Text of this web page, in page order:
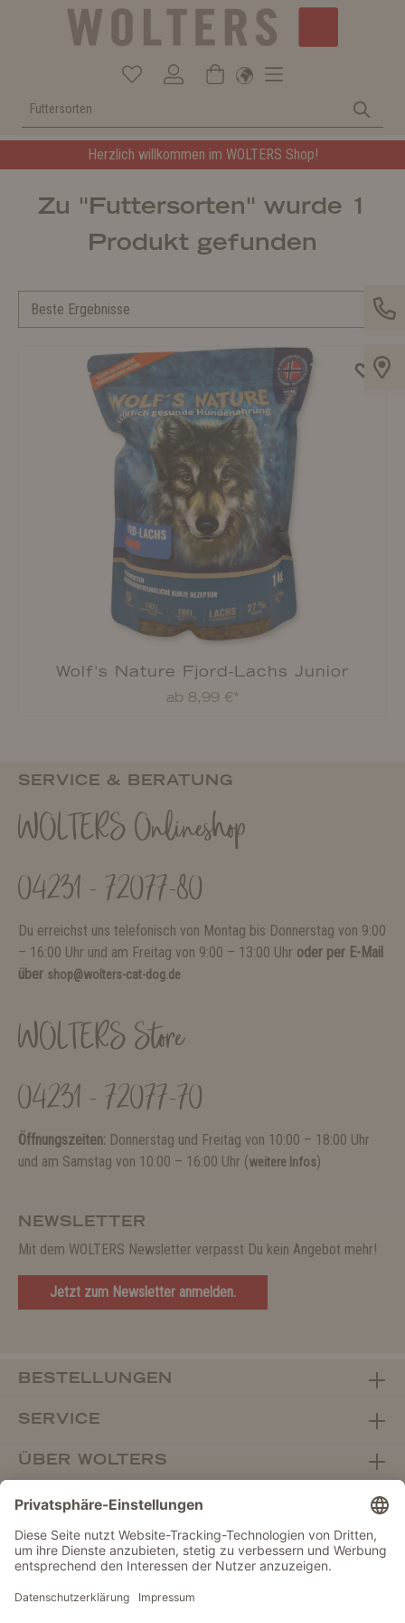
Herzlich willkommen im WOLTERS Shop!
Zu "Futtersorten" wurde 1
Produkt gefunden
Wolf's Nature Fjord-Lachs Junior
ab 8,99 €*
SERVICE & BERATUNG
WOLTERS Onlineshop
04231 - 72077-80
Du erreichst uns telefonisch von Montag bis Donnerstag von 9:00
– 16:00 Uhr und am Freitag von 9:00 – 13:00 Uhr oder per E-Mail
über shop@wolters-cat-dog.de
WOLTERS Store
04231 - 72077-70
Öffnungszeiten: Donnerstag und Freitag von 10:00 – 18:00 Uhr
und am Samstag von 10:00 – 16:00 Uhr (weitere Infos)
NEWSLETTER
Mit dem WOLTERS Newsletter verpasst Du kein Angebot mehr!
Jetzt zum Newsletter anmelden.
BESTELLUNGEN
SERVICE
ÜBER WOLTERS
FACHHANDEL
Vertrag widerrufen